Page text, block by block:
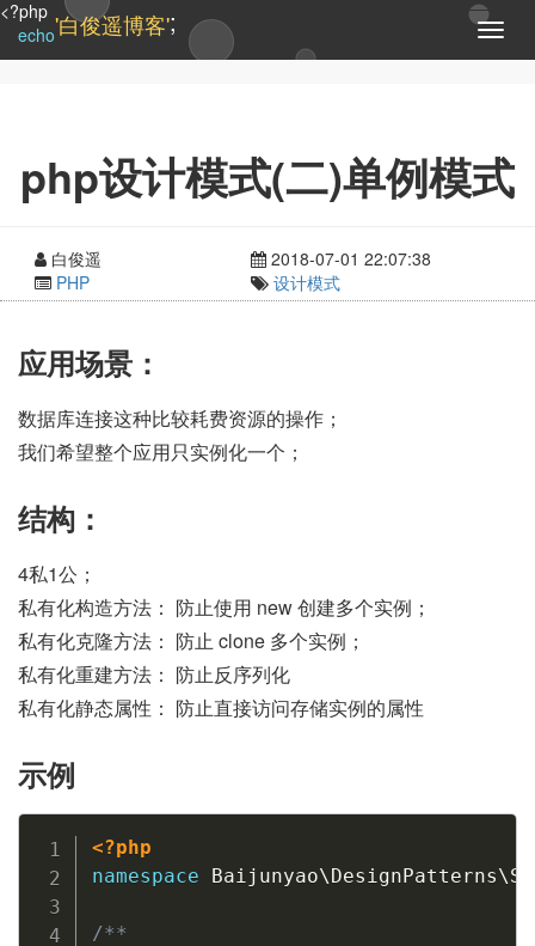
T
o
e
n
a
a
<?php
echo'白俊遥博客';
php设计模式(二)单例模式
白俊遥
2018-07-01 22:07:38
PHP
设计模式
应用场景：
数据库连接这种比较耗费资源的操作；
我们希望整个应用只实例化一个；
结构：
4私1公；
私有化构造方法： 防止使用 new 创建多个实例；
私有化克隆方法： 防止 clone 多个实例；
私有化重建方法： 防止反序列化
私有化静态属性： 防止直接访问存储实例的属性
示例
<?php
namespace
Baijunyao\DesignPatterns\
/**